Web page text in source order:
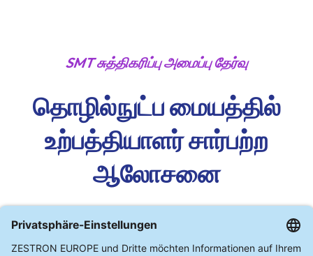
SMT சுத்திகரிப்பு அமைப்பு தேர்வு
தொழில்நுட்ப மையத்தில்
உற்பத்தியாளர் சார்பற்ற
ஆலோசனை
அழுத்த வெள்ளப்பெருக்கு (Pressure Flooding)